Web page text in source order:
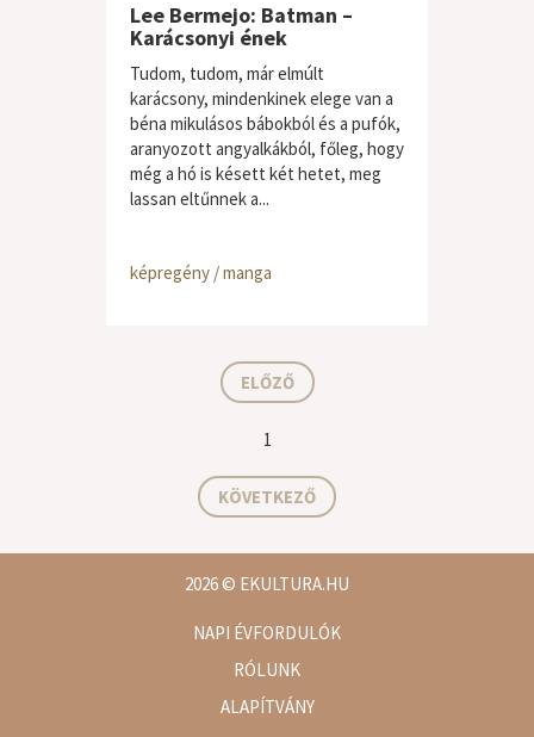
Lee Bermejo: Batman –
Karácsonyi ének
Tudom, tudom, már elmúlt
karácsony, mindenkinek elege van a
béna mikulásos bábokból és a pufók,
aranyozott angyalkákból, főleg, hogy
még a hó is késett két hetet, meg
lassan eltűnnek a...
képregény / manga
ELŐZŐ
1
KÖVETKEZŐ
2026© EKULTURA.HU
NAPI ÉVFORDULÓK
RÓLUNK
ALAPÍTVÁNY